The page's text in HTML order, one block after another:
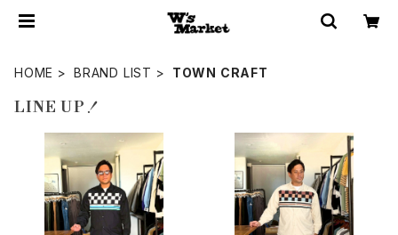
HOME BRAND LIST TOWN CRAFT
LINE UP！